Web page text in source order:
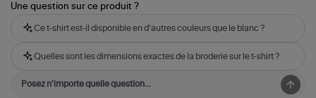
Une question sur ce produit ?
Ce t-shirt est-il disponible en d'autres couleurs que le blanc ?
Quelles sont les dimensions exactes de la broderie sur le t-shirt ?